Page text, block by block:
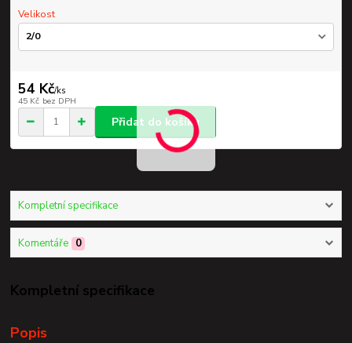
Velikost
54 Kč/ks
45 Kč bez DPH
Přidat do košíku
Kompletní specifikace
Komentáře 0
Kompletní specifikace
Popis